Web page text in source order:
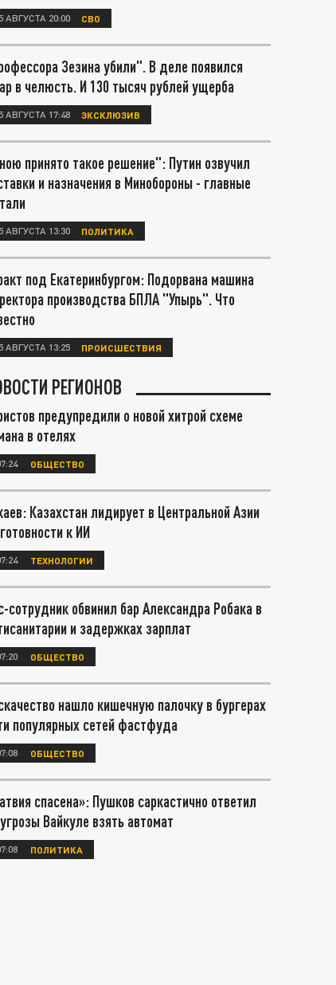
АВГУСТА 20:00 СВО
Зезина убили". В деле появился
в челюсть. И 130 тысяч рублей ущерба
АВГУСТА 17:48 ЭКСКЛЮЗИВ
принято такое решение": Путин озвучил
и назначения в Минобороны - главные
АВГУСТА 13:30 ПОЛИТИКА
под Екатеринбургом: Подорвана машина
производства БПЛА "Упырь". Что
АВГУСТА 13:25 ПРОИСШЕСТВИЯ
РЕГИОНОВ
предупредили о новой хитрой схеме
в отелях
ОБЩЕСТВО
Казахстан лидирует в Центральной Азии
к ИИ
ТЕХНОЛОГИИ
сотрудник обвинил бар Александра Робака в
и задержках зарплат
ОБЩЕСТВО
нашло кишечную палочку в бургерах
популярных сетей фастфуда
ОБЩЕСТВО
спасена»: Пушков саркастично ответил
Вайкуле взять автомат
ПОЛИТИКА